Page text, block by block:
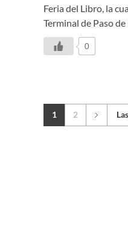
Feria del Libro, la
Terminal de Paso de
0
1 2